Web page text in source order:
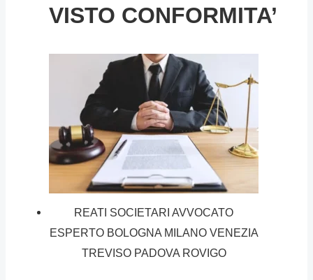
VISTO CONFORMITA’
REATI SOCIETARI AVVOCATO
ESPERTO BOLOGNA MILANO VENEZIA
TREVISO PADOVA ROVIGO